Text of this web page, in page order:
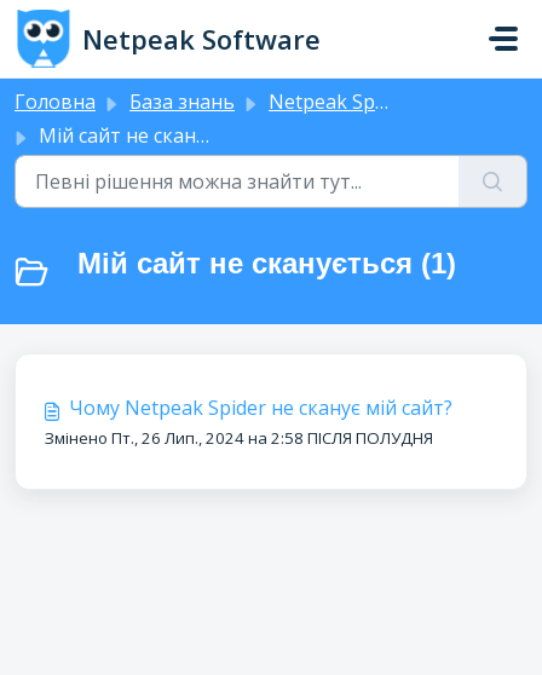
Перейти до головного вмісту
Netpeak Software
Головна База знань
Netpeak Spider
Мій сайт не сканується
Мій сайт не сканується (1)
Чому Netpeak Spider не сканує мій сайт?
Змінено Пт., 26 Лип., 2024 на 2:58 ПІСЛЯ ПОЛУДНЯ